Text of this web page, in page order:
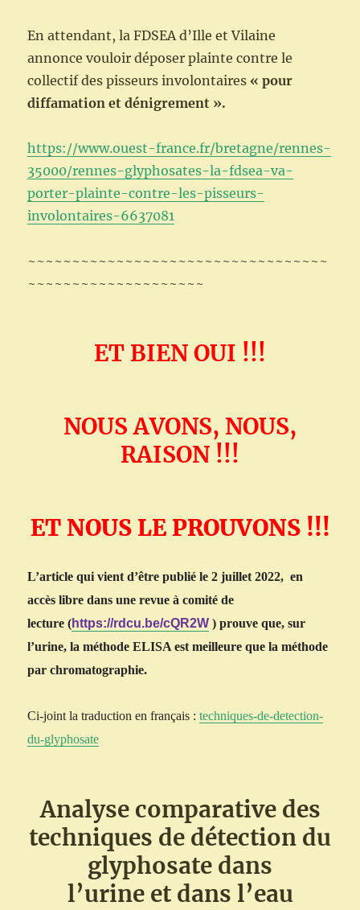
En attendant, la FDSEA d’Ille et Vilaine
annonce vouloir déposer plainte contre le
collectif des pisseurs involontaires « pour
diffamation et dénigrement ».
https://www.ouest-france.fr/bretagne/rennes-
35000/rennes-glyphosates-la-fdsea-va-
porter-plainte-contre-les-pisseurs-
involontaires-6637081
~~~~~~~~~~~~~~~~~~~~~~~~~~~~~~~~~~
~~~~~~~~~~~~~~~~~~~~
ET BIEN OUI !!!
NOUS AVONS, NOUS,
RAISON !!!
ET NOUS LE PROUVONS !!!
L’article qui vient d’être publié le 2 juillet 2022, en
accès libre dans une revue à comité de
lecture(https://rdcu.be/cQR2W )prouve que,sur
l’urine,la méthode ELISA est meilleure que la méthode
par chromatographie.
Ci-joint la traduction en français :techniques-de-detection-
du-glyphosate
Analyse comparative des
techniques de détection du
glyphosate dans
l’urine et dans l’eau